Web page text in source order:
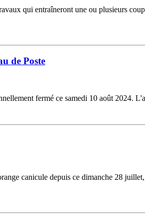
qui entraîneront une ou plusieurs
de Poste
fermé ce samedi 10 août 2024.
canicule depuis ce dimanche 28